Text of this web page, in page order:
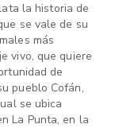
la historia de
se vale de su
más
vivo, que quiere
de
pueblo Cofán,
se ubica
La Punta, en la